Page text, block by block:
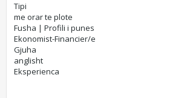
Tipi
me orar te plote
Fusha | Profili i punes
Ekonomist-Financier/e
Gjuha
anglisht
Eksperienca